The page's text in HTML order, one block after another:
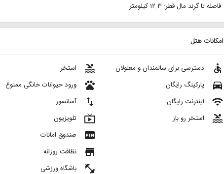
فاصله تا گرند مال قطر: ۱۲.۳ کیلومتر
امکانات هتل
pool استخر
pets ورود حیوانات خانگی ممنوع
import_export آسانسور
live_tv تلویزیون
fiber_pin صندوق امانات
store نظافت روزانه
fitness_center باشگاه ورزشی
accessible دسترسی برای سالمندان و معلولان
directions_car پارکینگ رایگان
wifi اینترنت رایگان
pool استخر رو باز